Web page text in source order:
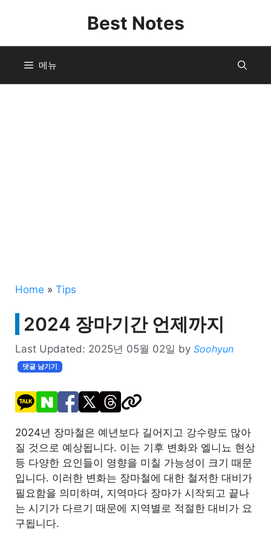
너
Best Notes
메뉴
Home » Tips
2024 장마기간 언제까지
Last Updated: 2025년 05월 02일 by Soohyun
댓글 남기기
2024년 장마철은 예년보다 길어지고 강수량도 많아
질 것으로 예상됩니다. 이는 기후 변화와 엘니뇨 현상
등 다양한 요인들이 영향을 미칠 가능성이 크기 때문
입니다. 이러한 변화는 장마철에 대한 철저한 대비가
필요함을 의미하며, 지역마다 장마가 시작되고 끝나
는 시기가 다르기 때문에 지역별로 적절한 대비가 요
구됩니다.